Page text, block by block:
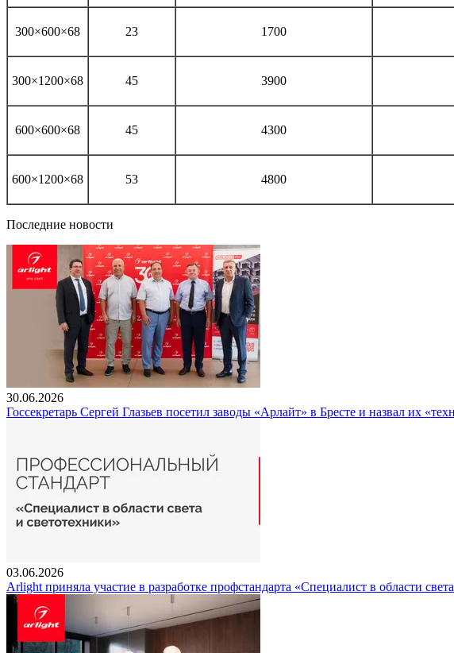
300×600×68 23 1700
300×1200×68 45 3900
600×600×68 45 4300
600×1200×68 53 4800
Последние новости
30.06.2026
Госсекретарь Сергей Глазьев посетил заводы «Арлайт» в Бресте и назвал их
03.06.2026
Arlight приняла участие в разработке профстандарта «Специалист в области